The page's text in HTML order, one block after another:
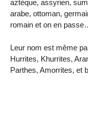
aztèque, assyrien,
arabe, ottoman,
romain et on en
Leur nom est même
Hurrites, Khurrites,
Parthes, Amorrites, et